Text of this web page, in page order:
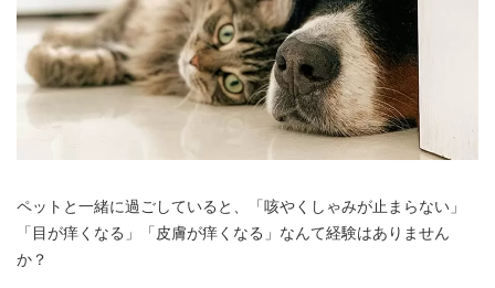
ペットと一緒に過ごしていると、「咳やくしゃみが止まらない」
「目が痒くなる」「皮膚が痒くなる」なんて経験はありません
か？